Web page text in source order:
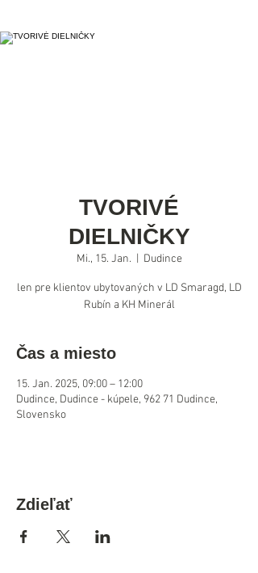
TVORIVÉ
DIELNIČKY
Mi., 15. Jan. Dudince
len pre klientov ubytovaných v LD Smaragd, LD
Rubín a KH Minerál
Čas a miesto
15. Jan. 2025, 09:00 – 12:00
Dudince, Dudince - kúpele, 962 71 Dudince,
Slovensko
Zdieľať